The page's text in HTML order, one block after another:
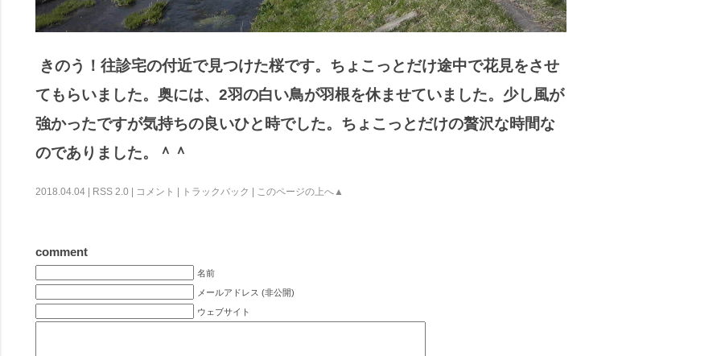
きのう！往診宅の付近で見つけた桜です。ちょこっとだけ途中で花見をさせ
てもらいました。奥には、2羽の白い鳥が羽根を休ませていました。少し風が
強かったですが気持ちの良いひと時でした。ちょこっとだけの贅沢な時間な
のでありました。＾＾
2018.04.04 | RSS 2.0 コメント トラックバック このページの上へ▲
comment
名前
メールアドレス (非公開)
ウェブサイト